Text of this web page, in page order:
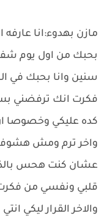
مازن بهدوء:انا
بحبك من اول يوم
سنين وانا بحبك في
فكرت انك ترفضني
كده عليكي وخصوصا
واخر ترم ومش
عشان كنت هحس
قلبي ونفسي من
والاخر القرار ليكي انتي